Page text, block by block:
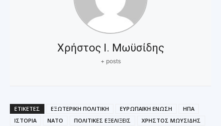
Χρήστος Ι. Μωϋσίδης
+ posts
ΕΤΙΚΕΤΕΣ ΕΞΩΤΕΡΙΚΗ ΠΟΛΙΤΙΚΗ ΕΥΡΩΠΑΪΚΗ ΕΝΩΣΗ
ΗΠΑ
ΙΣΤΟΡΙΑ
ΝΑΤΟ ΠΟΛΙΤΙΚΕΣ ΕΞΕΛΙΞΕΙΣ ΧΡΗΣΤΟΣ ΜΩΥΣΙΔΗΣ